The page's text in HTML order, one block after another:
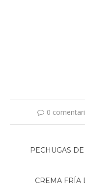
0
PECHUGAS
CREMA FRÍA